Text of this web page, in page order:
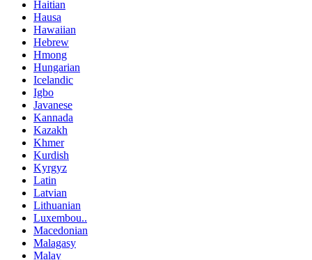
Haitian
Hausa
Hawaiian
Hebrew
Hmong
Hungarian
Icelandic
Igbo
Javanese
Kannada
Kazakh
Khmer
Kurdish
Kyrgyz
Latin
Latvian
Lithuanian
Luxembou..
Macedonian
Malagasy
Malay